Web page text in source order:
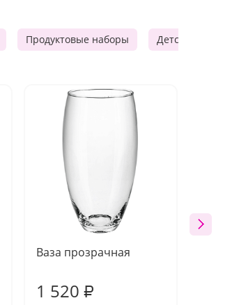
Продуктовые наборы Детские подарки
Ваза прозрачная
1 520 ₽